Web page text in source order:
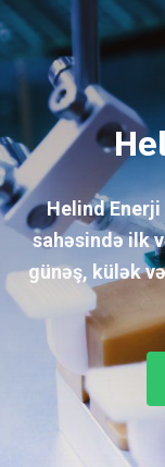
Helind
sahəsində ilk
günəş, külək